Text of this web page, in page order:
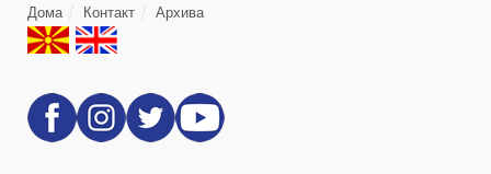
Дома Контакт Архива